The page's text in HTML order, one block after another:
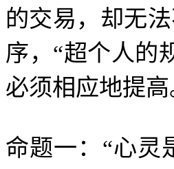
的交易，却无
序， “超个人的
必须相应地提
命题一： “心灵